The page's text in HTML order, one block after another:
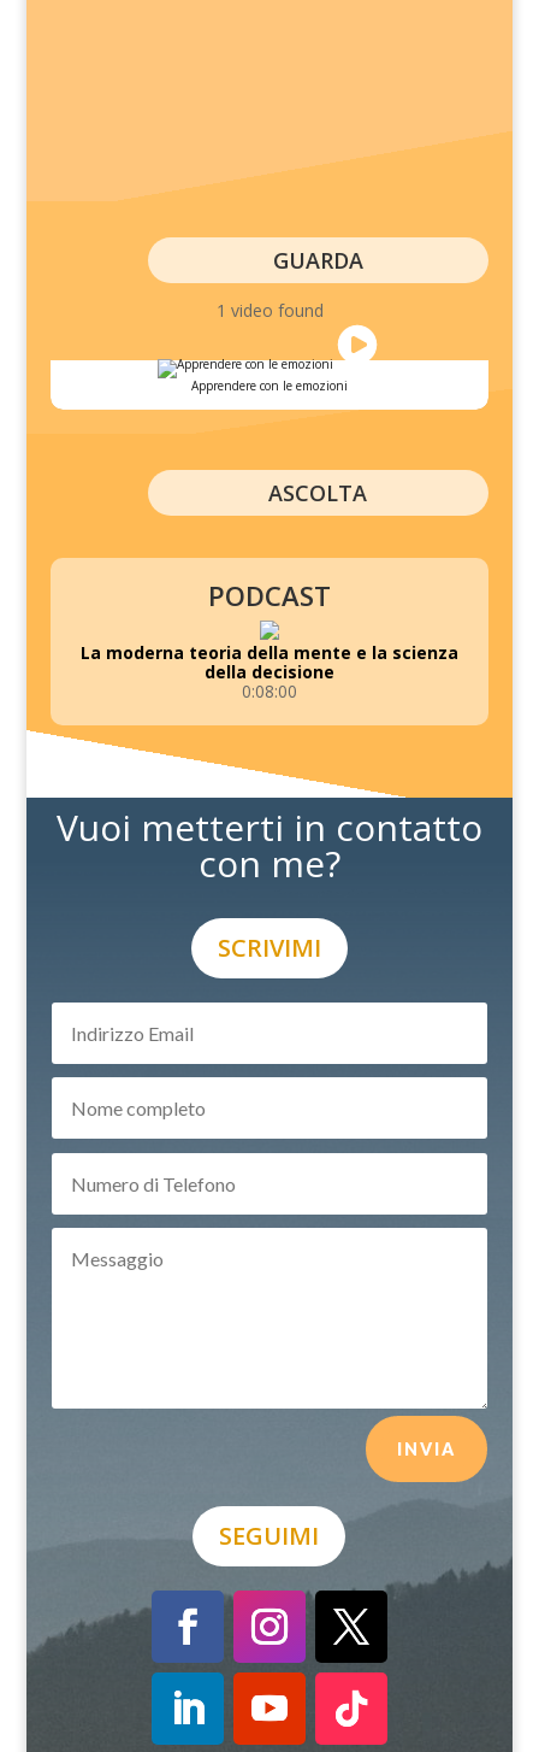
GUARDA
1 video found
Apprendere con le emozioni
ASCOLTA
PODCAST
La moderna teoria della mente e la scienza
della decisione
0:08:00
Vuoi metterti in contatto
con me?
SCRIVIMI
INVIA
SEGUIMI